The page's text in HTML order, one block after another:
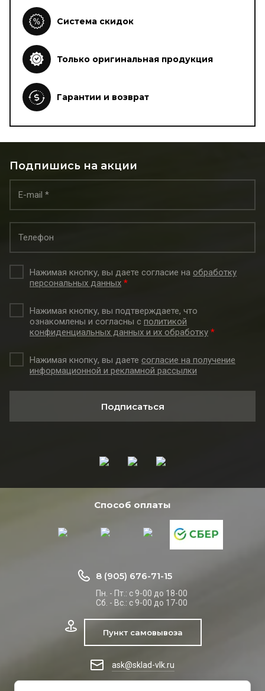
Система скидок
Только оригинальная продукция
Гарантии и возврат
Подпишись на акции
Нажимая кнопку, вы даете согласие на обработку
персональных данных *
Нажимая кнопку, вы подтверждаете, что
ознакомлены и согласны с политикой
конфиденциальных данных и их обработку *
Нажимая кнопку, вы даете согласие на получение
информационной и рекламной рассылки
Подписаться
Способ оплаты
8 (905) 676-71-15
Пн. - Пт.: с 9-00 до 18-00
Сб. - Вс.: с 9-00 до 17-00
Пункт самовывоза
ask@sklad-vlk.ru